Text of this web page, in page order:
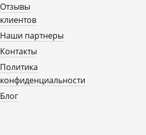
Отзывы
клиентов
Наши партнеры
Контакты
Политика
конфиденциальности
Блог